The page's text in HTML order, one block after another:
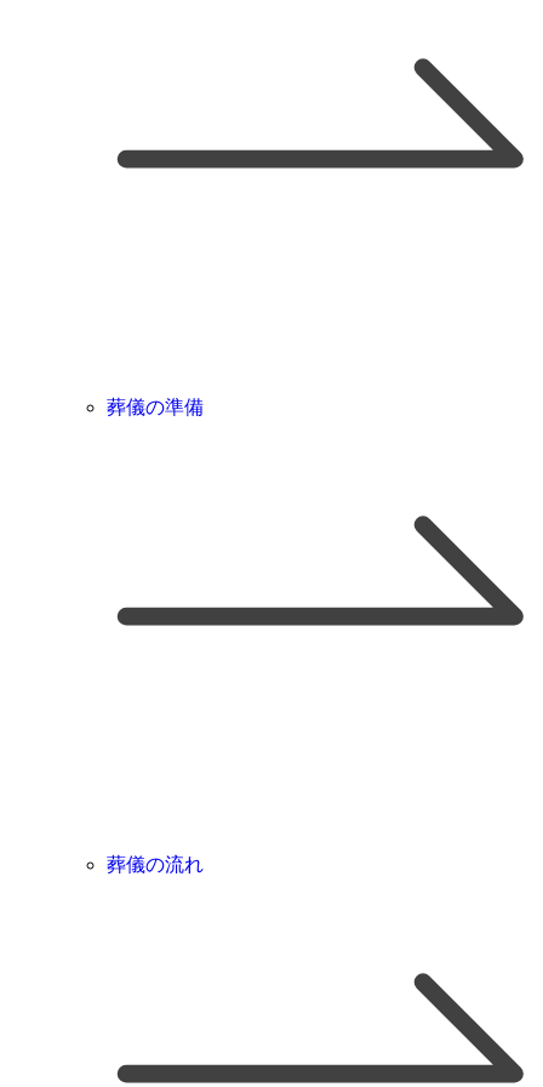
葬儀の準備
葬儀の流れ